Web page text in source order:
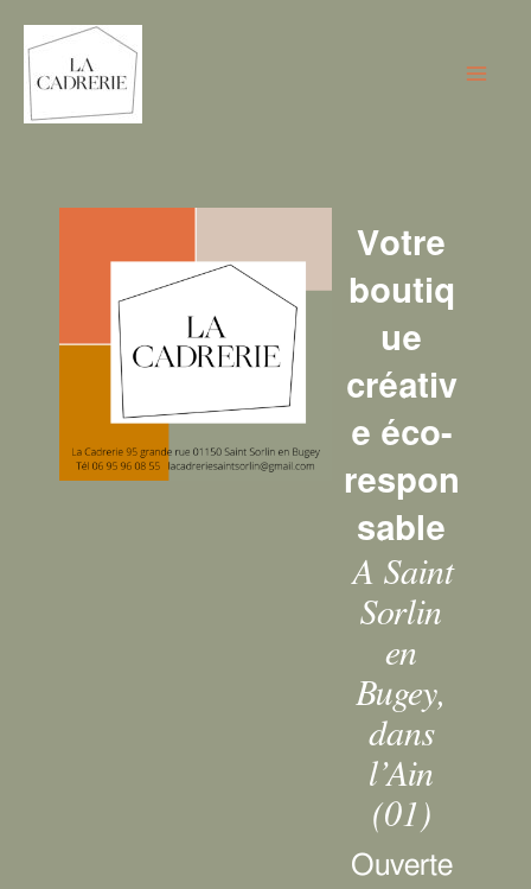
contenu
Votre
boutiq
ue
créativ
e éco-
respon
sable
A Saint
Sorlin
en
Bugey,
dans
l’Ain
(01)
Ouverte